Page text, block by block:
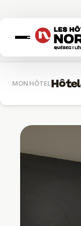
MON HÔTEL